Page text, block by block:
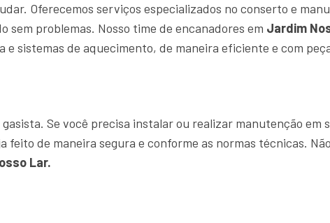
Oferecemos serviços especializados no conserto e
problemas. Nosso time de encanadores em Jardim
sistemas de aquecimento, de maneira eficiente e com
Se você precisa instalar ou realizar manutenção em
de maneira segura e conforme as normas técnicas.
Lar.